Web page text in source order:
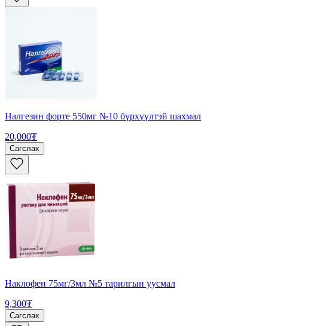
Налгезин форте 550мг №10 бүрхүүлтэй шахмал
20,000₮
Сагслах
Наклофен 75мг/3мл №5 тарилгын уусмал
9,300₮
Сагслах